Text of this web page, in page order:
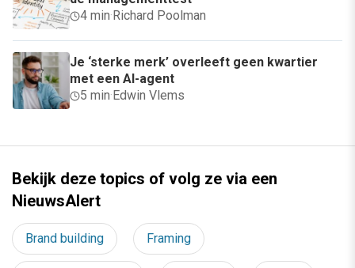
4 min· Richard Poolman
Je ‘sterke merk’ overleeft geen kwartier
met een AI-agent
5 min· Edwin Vlems
Bekijk deze topics of volg ze via een
NieuwsAlert
Brand building Framing